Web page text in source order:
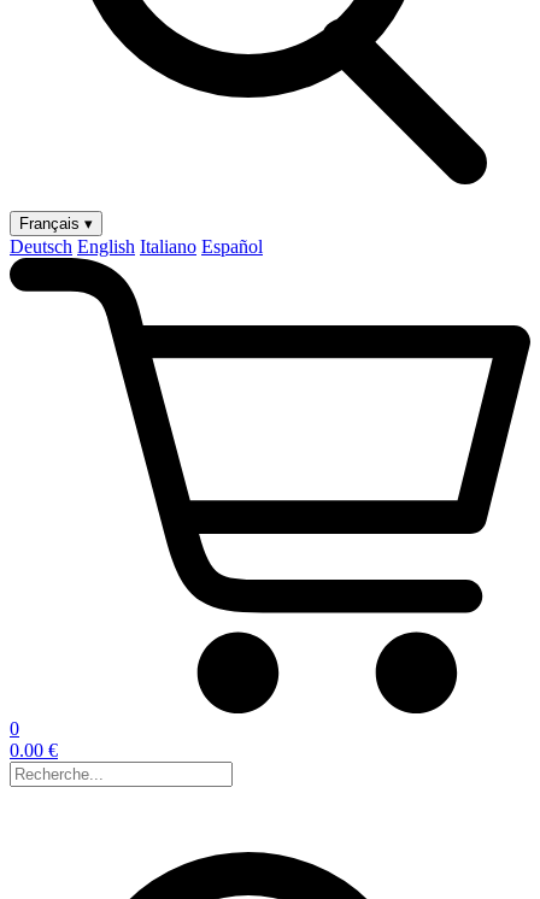
Français ▾
Deutsch English Italiano Español
0
0.00 €